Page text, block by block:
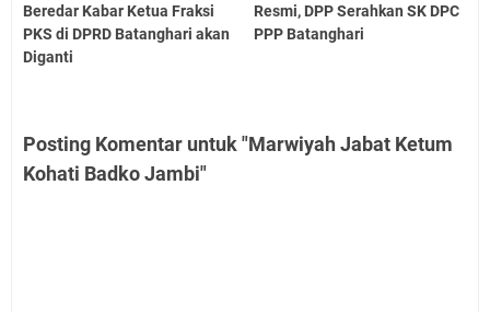
Beredar Kabar Ketua Fraksi
PKS di DPRD Batanghari akan
Diganti
Resmi, DPP Serahkan SK DPC
PPP Batanghari
Posting Komentar untuk "Marwiyah Jabat Ketum
Kohati Badko Jambi"